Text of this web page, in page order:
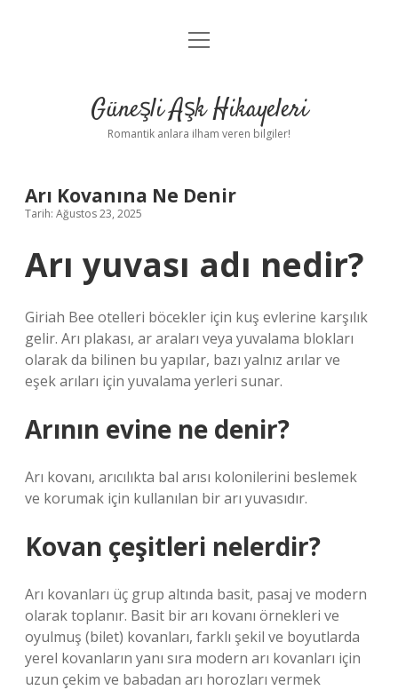
Anasayfa
Yasal Uyarı
menüyü
Güneşli Aşk Hikayeleri
Romantik anlara ilham veren bilgiler!
Arı Kovanına Ne Denir
Tarih: Ağustos 23, 2025
Arı yuvası adı nedir?
Giriah Bee otelleri böcekler için kuş evlerine karşılık
gelir. Arı plakası, ar araları veya yuvalama blokları
olarak da bilinen bu yapılar, bazı yalnız arılar ve
eşek arıları için yuvalama yerleri sunar.
Arının evine ne denir?
Arı kovanı, arıcılıkta bal arısı kolonilerini beslemek
ve korumak için kullanılan bir arı yuvasıdır.
Kovan çeşitleri nelerdir?
Arı kovanları üç grup altında basit, pasaj ve modern
olarak toplanır. Basit bir arı kovanı örnekleri ve
oyulmuş (bilet) kovanları, farklı şekil ve boyutlarda
yerel kovanların yanı sıra modern arı kovanları için
uzun çekim ve babadan arı horozları vermek